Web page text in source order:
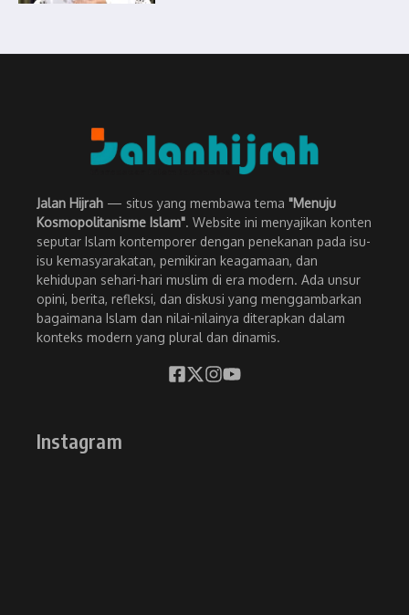
Jalan Hijrah — situs yang membawa tema "Menuju
Kosmopolitanisme Islam". Website ini menyajikan konten
seputar Islam kontemporer dengan penekanan pada isu-
isu kemasyarakatan, pemikiran keagamaan, dan
kehidupan sehari-hari muslim di era modern. Ada unsur
opini, berita, refleksi, dan diskusi yang menggambarkan
bagaimana Islam dan nilai-nilainya diterapkan dalam
konteks modern yang plural dan dinamis.
Instagram